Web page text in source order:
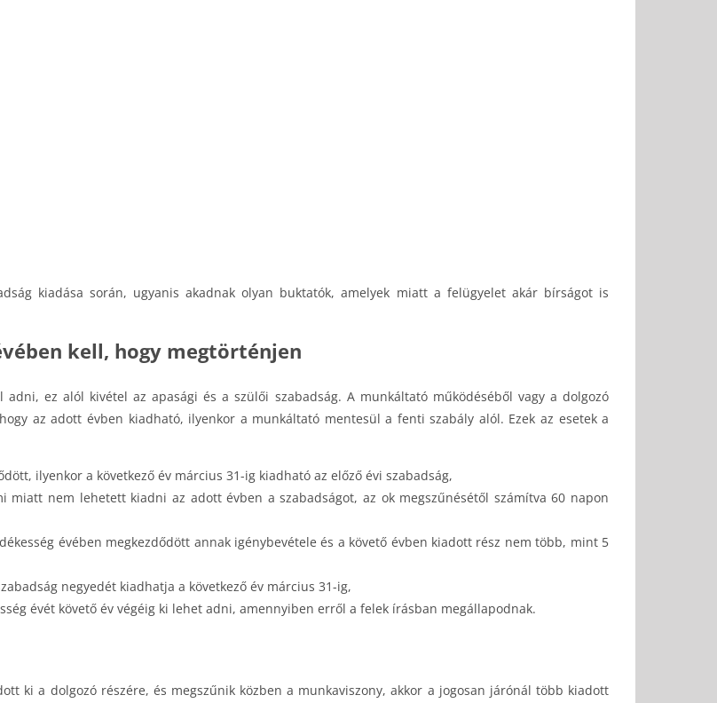
kiadása során, ugyanis akadnak olyan buktatók, amelyek miatt a felügyelet akár bírságot is
kell, hogy megtörténjen
ez alól kivétel az apasági és a szülői szabadság. A munkáltató működéséből vagy a dolgozó
az adott évben kiadható, ilyenkor a munkáltató mentesül a fenti szabály alól. Ezek az esetek a
ilyenkor a következő év március 31-ig kiadható az előző évi szabadság,
nem lehetett kiadni az adott évben a szabadságot, az ok megszűnésétől számítva 60 napon
évében megkezdődött annak igénybevétele és a követő évben kiadott rész nem több, mint 5
negyedét kiadhatja a következő év március 31-ig,
évét követő év végéig ki lehet adni, amennyiben erről a felek írásban megállapodnak.
ki a dolgozó részére, és megszűnik közben a munkaviszony, akkor a jogosan járónál több kiadott